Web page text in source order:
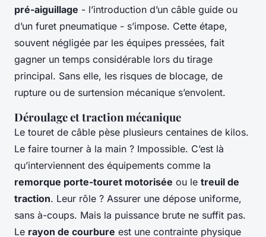
pré-aiguillage - l’introduction d’un câble guide ou
d’un furet pneumatique - s’impose. Cette étape,
souvent négligée par les équipes pressées, fait
gagner un temps considérable lors du tirage
principal. Sans elle, les risques de blocage, de
rupture ou de surtension mécanique s’envolent.
Déroulage et traction mécanique
Le touret de câble pèse plusieurs centaines de kilos.
Le faire tourner à la main ? Impossible. C’est là
qu’interviennent des équipements comme la
remorque porte-touret motorisée ou le treuil de
traction. Leur rôle ? Assurer une dépose uniforme,
sans à-coups. Mais la puissance brute ne suffit pas.
Le rayon de courbure est une contrainte physique